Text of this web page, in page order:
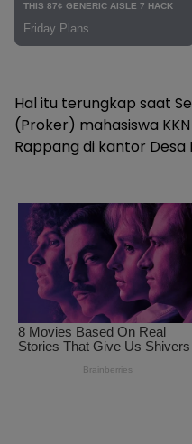
Hal itu terungkap saat
(Proker) mahasiswa
Rappang di kantor Desa